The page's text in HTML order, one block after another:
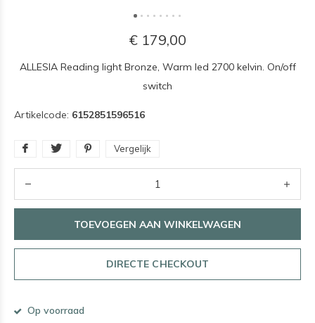
€ 179,00
ALLESIA Reading light Bronze, Warm led 2700 kelvin. On/off
switch
Artikelcode: 6152851596516
Vergelijk
TOEVOEGEN AAN WINKELWAGEN
DIRECTE CHECKOUT
Op voorraad